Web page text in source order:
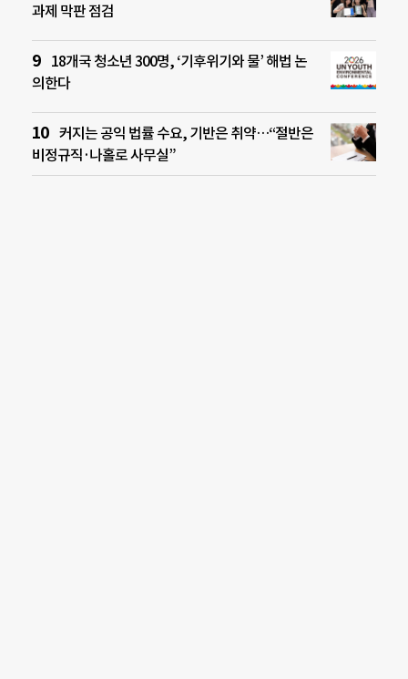
과제 막판 점검
18개국 청소년 300명, ‘기후위기와 물’ 해법 논
의한다
커지는 공익 법률 수요, 기반은 취약…“절반은
비정규직·나홀로 사무실”